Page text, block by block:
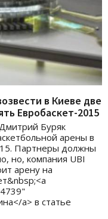
в Киеве две
Евробаскет-2015
Буряк
арены в
Партнеры должны
но, компания UBI
арену на
a> в статье